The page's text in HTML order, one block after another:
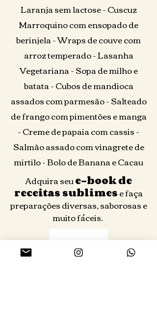
Laranja sem lactose - Cuscuz
Marroquino com ensopado de
berinjela - Wraps de couve com
arroz temperado - Lasanha
Vegetariana - Sopa de milho e
batata - Cubos de mandioca
assados com parmesão - Salteado
de frango com pimentões e manga
- Creme de papaia com cassis -
Salmão assado com vinagrete de
mirtilo - Bolo de Banana e Cacau
Adquira seue-book de
receitas sublimese faça
preparações diversas, saborosas e
muito fáceis. ​